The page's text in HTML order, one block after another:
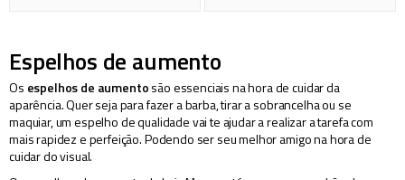
Espelhos de aumento
Os espelhos de aumentosão essenciais na hora de cuidar da
aparência. Quer seja para fazer a barba, tirar a sobrancelha ou se
maquiar, um espelho de qualidade vai te ajudar a realizar a tarefa com
mais rapidez e perfeição. Podendo ser seu melhor amigo na hora de
cuidar do visual.